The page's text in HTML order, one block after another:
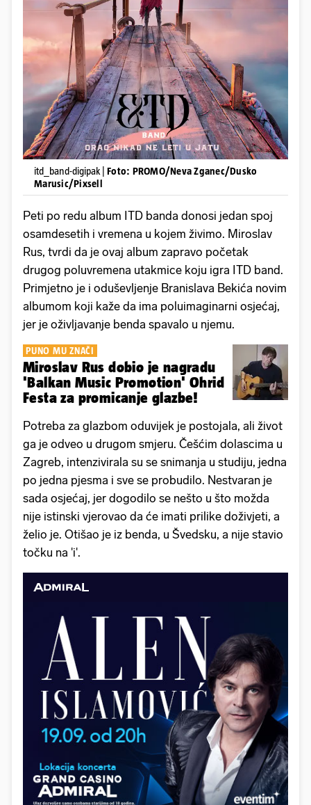
itd_band-digipak | Foto: PROMO/Neva Zganec/Dusko
Marusic/Pixsell
Peti po redu album ITD banda donosi jedan spoj
osamdesetih i vremena u kojem živimo. Miroslav
Rus, tvrdi da je ovaj album zapravo početak
drugog poluvremena utakmice koju igra ITD band.
Primjetno je i oduševljenje Branislava Bekića novim
albumom koji kaže da ima poluimaginarni osjećaj,
jer je oživljavanje benda spavalo u njemu.
PUNO MU ZNAČI
Miroslav Rus dobio je nagradu
'Balkan Music Promotion' Ohrid
Festa za promicanje glazbe!
Potreba za glazbom oduvijek je postojala, ali život
ga je odveo u drugom smjeru. Češćim dolascima u
Zagreb, intenzivirala su se snimanja u studiju, jedna
po jedna pjesma i sve se probudilo. Nestvaran je
sada osjećaj, jer dogodilo se nešto u što možda
nije istinski vjerovao da će imati prilike doživjeti, a
želio je. Otišao je iz benda, u Švedsku, a nije stavio
točku na 'i'.